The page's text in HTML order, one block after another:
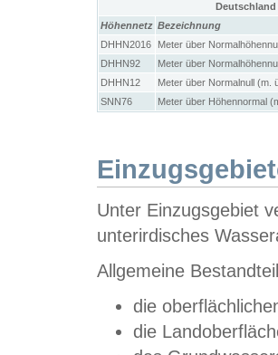
Höhennetz Bezeichnung
DHHN2016
Meter über
DHHN92
Meter über
DHHN12
Meter über Normalnull (m.
SNN76
Meter über Höhennormal
Unter Einzugsgebiet
unterirdisches
Allgemeine
die
die